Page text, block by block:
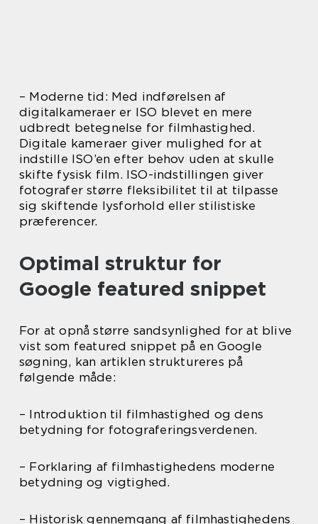
– Moderne tid: Med indførelsen af
digitalkameraer er ISO blevet en mere
udbredt betegnelse for filmhastighed.
Digitale kameraer giver mulighed for at
indstille ISO’en efter behov uden at skulle
skifte fysisk film. ISO-indstillingen giver
fotografer større fleksibilitet til at tilpasse
sig skiftende lysforhold eller stilistiske
præferencer.
Optimal struktur for
Google featured snippet
For at opnå større sandsynlighed for at blive
vist som featured snippet på en Google
søgning, kan artiklen struktureres på
følgende måde:
– Introduktion til filmhastighed og dens
betydning for fotograferingsverdenen.
– Forklaring af filmhastighedens moderne
betydning og vigtighed.
– Historisk gennemgang af filmhastighedens